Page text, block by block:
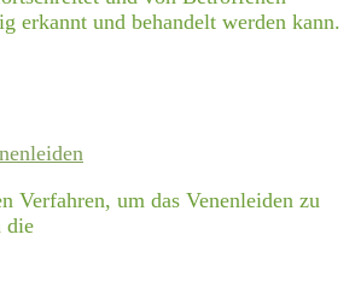
erkannt und behandelt werden kann.
Verfahren, um das Venenleiden zu
die